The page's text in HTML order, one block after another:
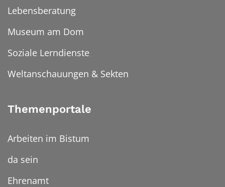
Lebensberatung
Museum am Dom
Soziale Lerndienste
Weltanschauungen & Sekten
Themenportale
Arbeiten im Bistum
da sein
Ehrenamt